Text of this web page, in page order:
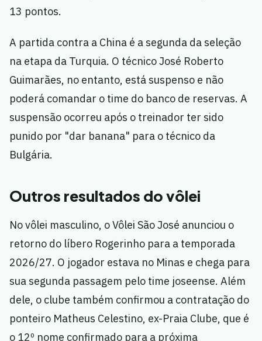
13 pontos.
A partida contra a China é a segunda da seleção
na etapa da Turquia. O técnico José Roberto
Guimarães, no entanto, está suspenso e não
poderá comandar o time do banco de reservas. A
suspensão ocorreu após o treinador ter sido
punido por "dar banana" para o técnico da
Bulgária.
Outros resultados do vôlei
No vôlei masculino, o Vôlei São José anunciou o
retorno do líbero Rogerinho para a temporada
2026/27. O jogador estava no Minas e chega para
sua segunda passagem pelo time joseense. Além
dele, o clube também confirmou a contratação do
ponteiro Matheus Celestino, ex-Praia Clube, que é
o 12º nome confirmado para a próxima